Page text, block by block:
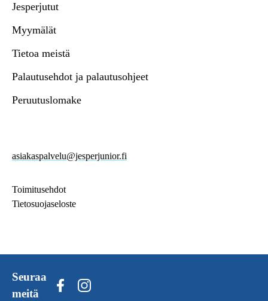
Jesperjutut
Myymälät
Tietoa meistä
Palautusehdot ja palautusohjeet
Peruutuslomake
asiakaspalvelu@jesperjunior.fi
Toimitusehdot
Tietosuojaseloste
Seuraa
meitä